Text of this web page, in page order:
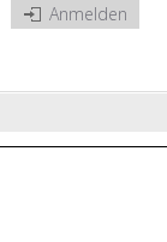
Anmelden